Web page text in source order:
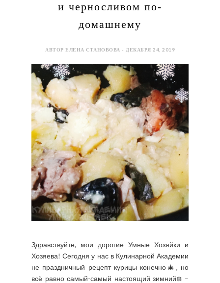
и черносливом по-
домашнему
АВТОР ЕЛЕНА СТАНОВОВА - ДЕКАБРЯ 24, 2019
Здравствуйте, мои дорогие Умные Хозяйки и
Хозяева! Сегодня у нас в Кулинарной Академии
не праздничный рецепт курицы конечно🎄, но
всё равно самый-самый настоящий зимний❄️ –